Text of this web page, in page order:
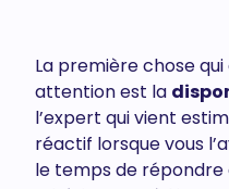
La première chose
attention est la
l’expert qui vient
réactif lorsque vous
le temps de répondre